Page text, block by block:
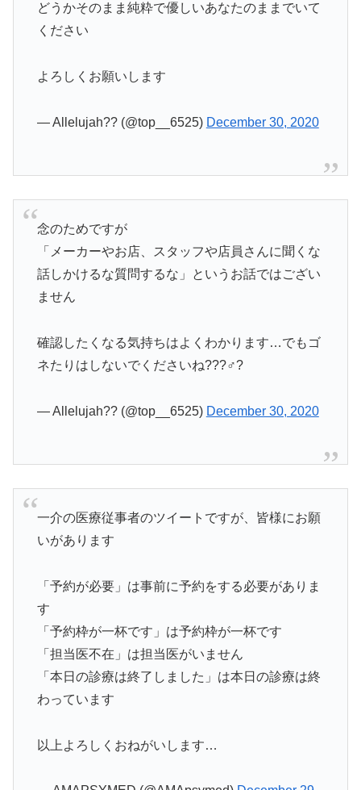
どうかそのまま純粋で優しいあなたのままでいて
ください
よろしくお願いします
— Allelujah?? (@top__6525) December 30, 2020
念のためですが
「メーカーやお店、スタッフや店員さんに聞くな
話しかけるな質問するな」というお話ではござい
ません
確認したくなる気持ちはよくわかります…でもゴ
ネたりはしないでくださいね???♂?
— Allelujah?? (@top__6525) December 30, 2020
一介の医療従事者のツイートですが、皆様にお願
いがあります
「予約が必要」は事前に予約をする必要がありま
す
「予約枠が一杯です」は予約枠が一杯です
「担当医不在」は担当医がいません
「本日の診療は終了しました」は本日の診療は終
わっています
以上よろしくおねがいします…